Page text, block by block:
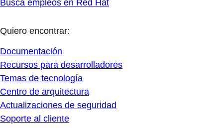
Busca empleos en Red Hat
Quiero encontrar:
Documentación
Recursos para desarrolladores
Temas de tecnología
Centro de arquitectura
Actualizaciones de seguridad
Soporte al cliente